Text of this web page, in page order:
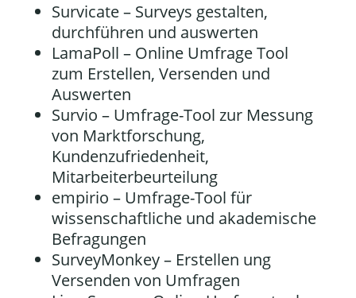
Survicate– Surveys gestalten,
durchführen und auswerten
LamaPoll – Online Umfrage Tool
zum Erstellen, Versenden und
Auswerten
Survio – Umfrage-Tool zur Messung
von Marktforschung,
Kundenzufriedenheit,
Mitarbeiterbeurteilung
empirio – Umfrage-Tool für
wissenschaftliche und akademische
Befragungen
SurveyMonkey– Erstellen ung
Versenden von Umfragen